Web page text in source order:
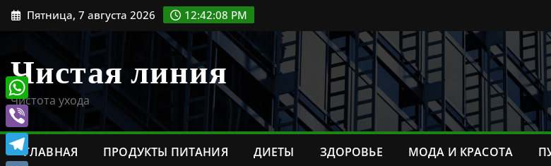
ПерейтиПятница, 7 августа 2026 12:42:09 PM
Чистая линия
Чистота ухода
ГЛАВНАЯ ПРОДУКТЫ ПИТАНИЯ ДИЕТЫ ЗДОРОВЬЕ МОДА И КРАСОТА
WhatsApp
Viber